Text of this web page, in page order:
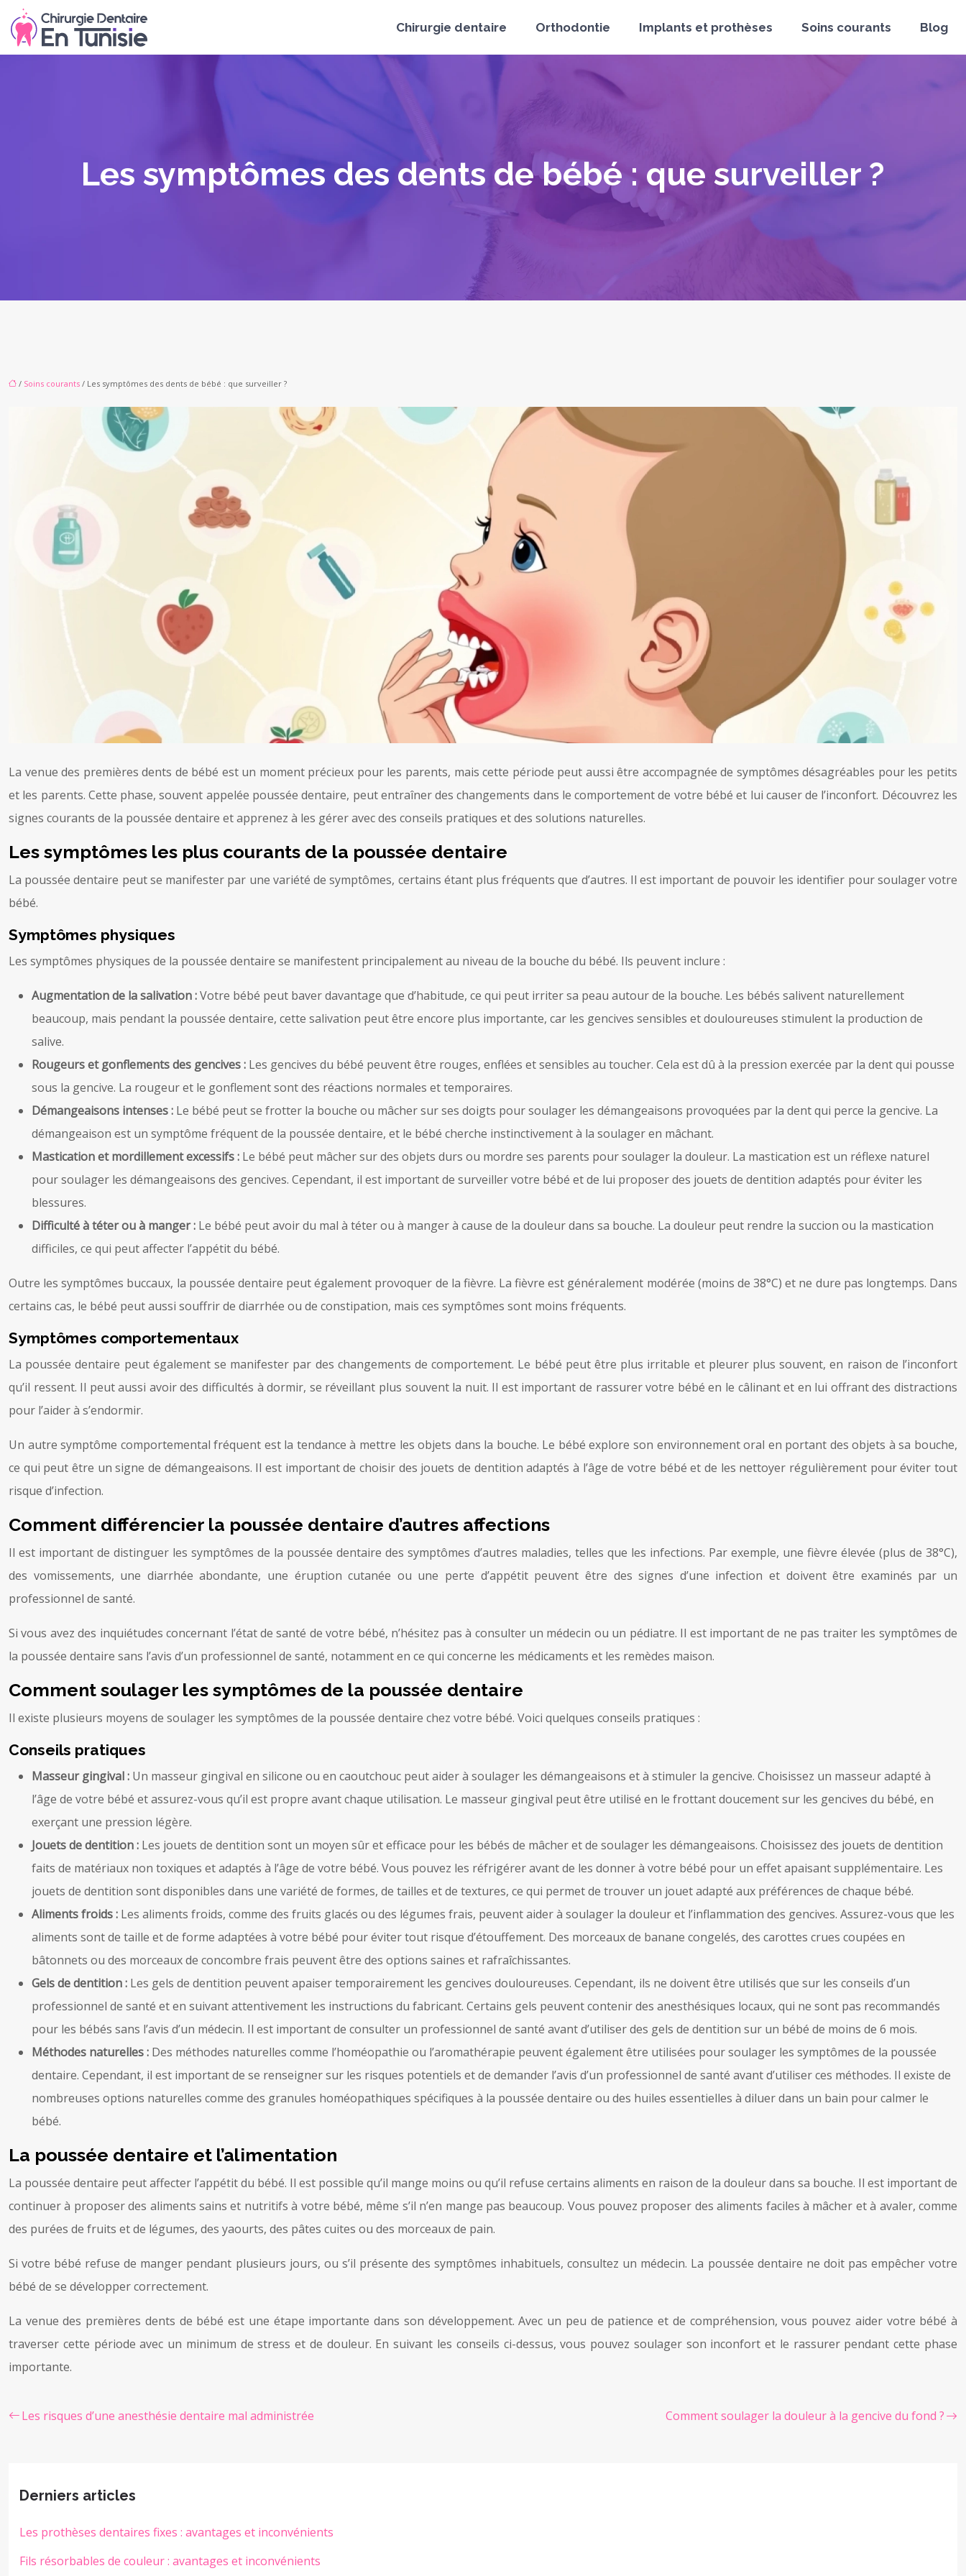
Chirurgie dentaire Orthodontie Implants et prothèses Soins courants Blog
Les symptômes des dents de bébé : que surveiller ?
/ Soins courants / Les symptômes des dents de bébé : que surveiller ?
La venue des premières dents de bébé est un moment précieux pour les parents, mais cette période peut aussi être accompagnée de symptômes désagréables pour les petits
et les parents. Cette phase, souvent appelée poussée dentaire, peut entraîner des changements dans le comportement de votre bébé et lui causer de l’inconfort. Découvrez les
signes courants de la poussée dentaire et apprenez à les gérer avec des conseils pratiques et des solutions naturelles.
Les symptômes les plus courants de la poussée dentaire
La poussée dentaire peut se manifester par une variété de symptômes, certains étant plus fréquents que d’autres. Il est important de pouvoir les identifier pour soulager votre
bébé.
Symptômes physiques
Les symptômes physiques de la poussée dentaire se manifestent principalement au niveau de la bouche du bébé. Ils peuvent inclure :
Augmentation de la salivation :Votre bébé peut baver davantage que d’habitude, ce qui peut irriter sa peau autour de la bouche. Les bébés salivent naturellement
beaucoup, mais pendant la poussée dentaire, cette salivation peut être encore plus importante, car les gencives sensibles et douloureuses stimulent la production de
salive.
Rougeurs et gonflements des gencives : Les gencives du bébé peuvent être rouges, enflées et sensibles au toucher. Cela est dû à la pression exercée par la dent qui pousse
sous la gencive. La rougeur et le gonflement sont des réactions normales et temporaires.
Démangeaisons intenses : Le bébé peut se frotter la bouche ou mâcher sur ses doigts pour soulager les démangeaisons provoquées par la dent qui perce la gencive. La
démangeaison est un symptôme fréquent de la poussée dentaire, et le bébé cherche instinctivement à la soulager en mâchant.
Mastication et mordillement excessifs : Le bébé peut mâcher sur des objets durs ou mordre ses parents pour soulager la douleur. La mastication est un réflexe naturel
pour soulager les démangeaisons des gencives. Cependant, il est important de surveiller votre bébé et de lui proposer des jouets de dentition adaptés pour éviter les
blessures.
Difficulté à téter ou à manger : Le bébé peut avoir du mal à téter ou à manger à cause de la douleur dans sa bouche. La douleur peut rendre la succion ou la mastication
difficiles, ce qui peut affecter l’appétit du bébé.
Outre les symptômes buccaux, la poussée dentaire peut également provoquer de la fièvre. La fièvre est généralement modérée (moins de 38°C) et ne dure pas longtemps. Dans
certains cas, le bébé peut aussi souffrir de diarrhée ou de constipation, mais ces symptômes sont moins fréquents.
Symptômes comportementaux
La poussée dentaire peut également se manifester par des changements de comportement. Le bébé peut être plus irritable et pleurer plus souvent, en raison de l’inconfort
qu’il ressent. Il peut aussi avoir des difficultés à dormir, se réveillant plus souvent la nuit. Il est important de rassurer votre bébé en le câlinant et en lui offrant des distractions
pour l’aider à s’endormir.
Un autre symptôme comportemental fréquent est la tendance à mettre les objets dans la bouche. Le bébé explore son environnement oral en portant des objets à sa bouche,
ce qui peut être un signe de démangeaisons. Il est important de choisir des jouets de dentition adaptés à l’âge de votre bébé et de les nettoyer régulièrement pour éviter tout
risque d’infection.
Comment différencier la poussée dentaire d’autres affections
Il est important de distinguer les symptômes de la poussée dentaire des symptômes d’autres maladies, telles que les infections. Par exemple, une fièvre élevée (plus de 38°C),
des vomissements, une diarrhée abondante, une éruption cutanée ou une perte d’appétit peuvent être des signes d’une infection et doivent être examinés par un
professionnel de santé.
Si vous avez des inquiétudes concernant l’état de santé de votre bébé, n’hésitez pas à consulter un médecin ou un pédiatre. Il est important de ne pas traiter les symptômes de
la poussée dentaire sans l’avis d’un professionnel de santé, notamment en ce qui concerne les médicaments et les remèdes maison.
Comment soulager les symptômes de la poussée dentaire
Il existe plusieurs moyens de soulager les symptômes de la poussée dentaire chez votre bébé. Voici quelques conseils pratiques :
Conseils pratiques
Masseur gingival : Un masseur gingival en silicone ou en caoutchouc peut aider à soulager les démangeaisons et à stimuler la gencive. Choisissez un masseur adapté à
l’âge de votre bébé et assurez-vous qu’il est propre avant chaque utilisation. Le masseur gingival peut être utilisé en le frottant doucement sur les gencives du bébé, en
exerçant une pression légère.
Jouets de dentition : Les jouets de dentition sont un moyen sûr et efficace pour les bébés de mâcher et de soulager les démangeaisons. Choisissez des jouets de dentition
faits de matériaux non toxiques et adaptés à l’âge de votre bébé. Vous pouvez les réfrigérer avant de les donner à votre bébé pour un effet apaisant supplémentaire. Les
jouets de dentition sont disponibles dans une variété de formes, de tailles et de textures, ce qui permet de trouver un jouet adapté aux préférences de chaque bébé.
Aliments froids : Les aliments froids, comme des fruits glacés ou des légumes frais, peuvent aider à soulager la douleur et l’inflammation des gencives. Assurez-vous que les
aliments sont de taille et de forme adaptées à votre bébé pour éviter tout risque d’étouffement. Des morceaux de banane congelés, des carottes crues coupées en
bâtonnets ou des morceaux de concombre frais peuvent être des options saines et rafraîchissantes.
Gels de dentition : Les gels de dentition peuvent apaiser temporairement les gencives douloureuses. Cependant, ils ne doivent être utilisés que sur les conseils d’un
professionnel de santé et en suivant attentivement les instructions du fabricant. Certains gels peuvent contenir des anesthésiques locaux, qui ne sont pas recommandés
pour les bébés sans l’avis d’un médecin. Il est important de consulter un professionnel de santé avant d’utiliser des gels de dentition sur un bébé de moins de 6 mois.
Méthodes naturelles : Des méthodes naturelles comme l’homéopathie ou l’aromathérapie peuvent également être utilisées pour soulager les symptômes de la poussée
dentaire. Cependant, il est important de se renseigner sur les risques potentiels et de demander l’avis d’un professionnel de santé avant d’utiliser ces méthodes. Il existe de
nombreuses options naturelles comme des granules homéopathiques spécifiques à la poussée dentaire ou des huiles essentielles à diluer dans un bain pour calmer le
bébé.
La poussée dentaire et l’alimentation
La poussée dentaire peut affecter l’appétit du bébé. Il est possible qu’il mange moins ou qu’il refuse certains aliments en raison de la douleur dans sa bouche. Il est important de
continuer à proposer des aliments sains et nutritifs à votre bébé, même s’il n’en mange pas beaucoup. Vous pouvez proposer des aliments faciles à mâcher et à avaler, comme
des purées de fruits et de légumes, des yaourts, des pâtes cuites ou des morceaux de pain.
Si votre bébé refuse de manger pendant plusieurs jours, ou s’il présente des symptômes inhabituels, consultez un médecin. La poussée dentaire ne doit pas empêcher votre
bébé de se développer correctement.
La venue des premières dents de bébé est une étape importante dans son développement. Avec un peu de patience et de compréhension, vous pouvez aider votre bébé à
traverser cette période avec un minimum de stress et de douleur. En suivant les conseils ci-dessus, vous pouvez soulager son inconfort et le rassurer pendant cette phase
importante.
Les risques d’une anesthésie dentaire mal administrée Comment soulager la douleur à la gencive du fond ?
Derniers articles
Les prothèses dentaires fixes : avantages et inconvénients
Fils résorbables de couleur : avantages et inconvénients